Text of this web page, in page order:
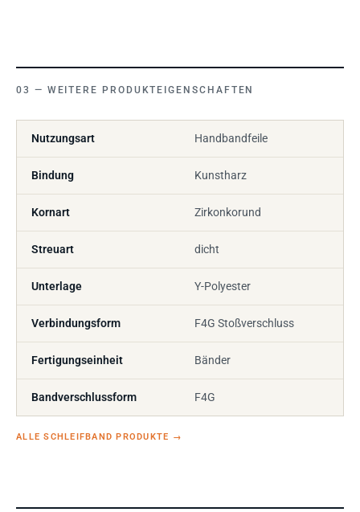
WEITERE PRODUKTEIGENSCHAFTEN
Nutzungsart Handbandfeile
Bindung Kunstharz
Kornart Zirkonkorund
Streuart dicht
Unterlage Y-Polyester
Verbindungsform F4G Stoßverschluss
Fertigungseinheit Bänder
Bandverschlussform F4G
ALLE SCHLEIFBAND PRODUKTE →